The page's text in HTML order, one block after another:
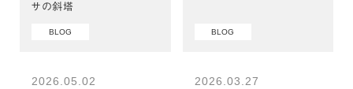
サの斜塔
BLOG BLOG
2026.05.02 2026.03.27